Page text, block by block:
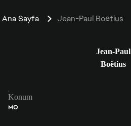
Ana Sayfa Jean-Paul Boëtius
Jean-Paul
Boëtius
Konum
MO